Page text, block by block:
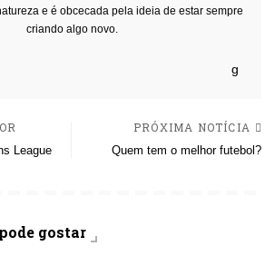
e é obcecada pela ideia de estar sempre
criando algo novo.
League
PRÓXIMA NOTÍCIA
Quem tem o melhor futebol?
gostar